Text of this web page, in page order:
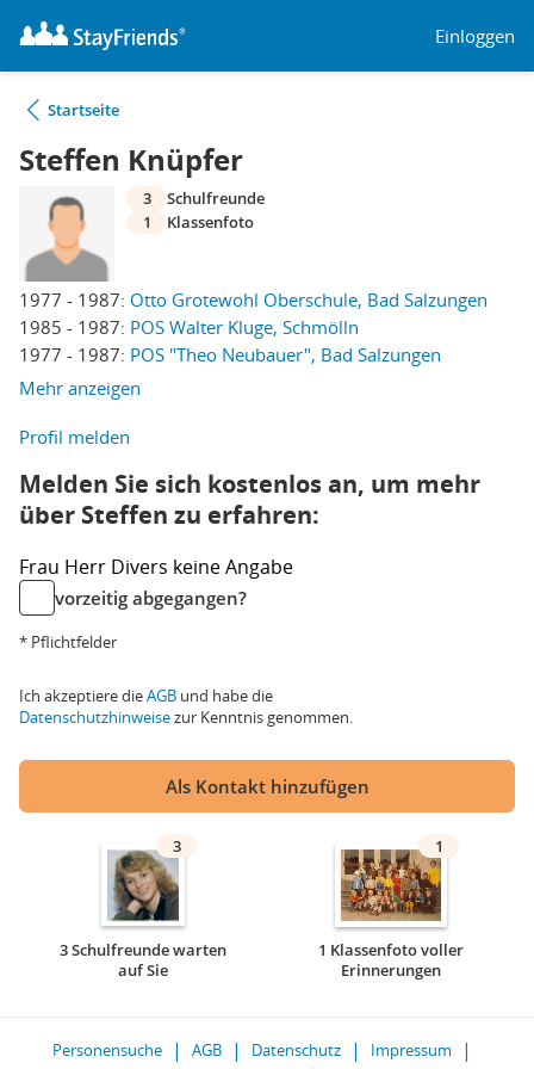
Einloggen
Startseite
Steffen Knüpfer
1977 - 1987: Otto Grotewohl Oberschule, Bad Salzungen
1985 - 1987: POS Walter Kluge, Schmölln
1977 - 1987: POS "Theo Neubauer", Bad Salzungen
Mehr anzeigen
3
Schulfreunde
1
Klassenfoto
Profil melden
Melden Sie sich kostenlos an, um mehr
über Steffen zu erfahren:
Frau Herr Divers keine Angabe
vorzeitig abgegangen?
* Pflichtfelder
Ich akzeptiere dieAGB und habe die
Datenschutzhinweisezur Kenntnis genommen.
Als Kontakt hinzufügen
3
3 Schulfreunde warten
auf Sie
1
1 Klassenfoto voller
Erinnerungen
Personensuche AGB Datenschutz
Impressum